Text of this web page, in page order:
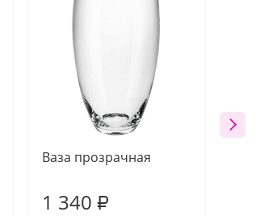
Ваза прозрачная
1 340 ₽